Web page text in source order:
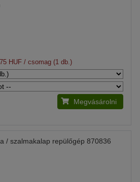
HUF/ csomag (1 db.)
Megvásárolni
/ szalmakalap repülőgép 870836